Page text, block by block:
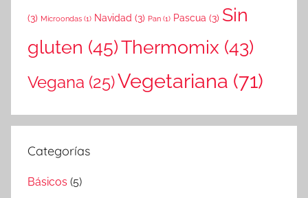
(3) Microondas (1) Navidad (3) Pan (1) Pascua (3) Sin
gluten (45)Thermomix (43)
Vegana (25)Vegetariana (71)
Categorías
Básicos (5)